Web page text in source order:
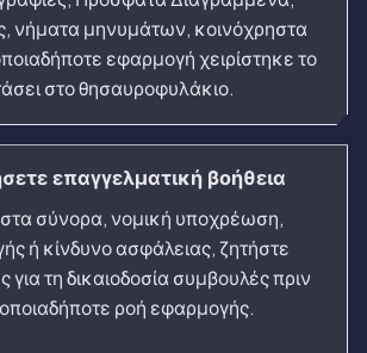
νήματα μηνυμάτων, κοινόχρηστα
εφαρμογή χειρίστηκε το
στο θησαυροφυλάκιο.
επαγγελματική βοήθεια
στα σύνορα, νομική υποχρέωση,
ή κίνδυνο ασφάλειας, ζητήστε
για τη δικαιοδοσία συμβουλές πριν
οποιαδήποτε ροή εφαρμογής.